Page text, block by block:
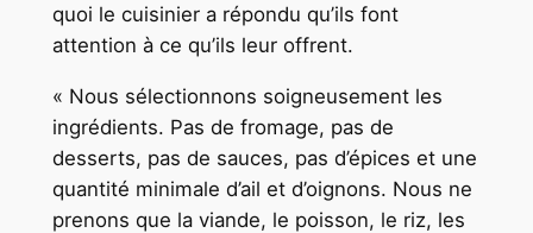
quoi le cuisinier a répondu qu’ils font
attention à ce qu’ils leur offrent.
« Nous sélectionnons soigneusement les
ingrédients. Pas de fromage, pas de
desserts, pas de sauces, pas d’épices et une
quantité minimale d’ail et d’oignons. Nous ne
prenons que la viande, le poisson, le riz, les